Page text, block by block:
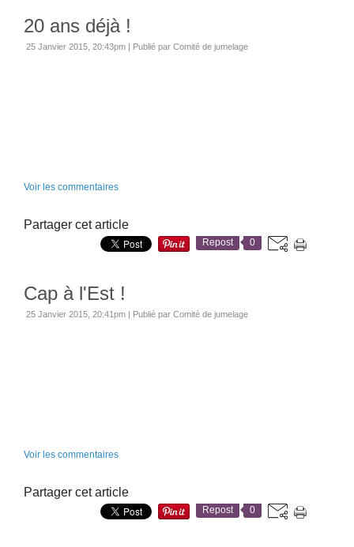
20 ans déjà !
25 Janvier 2015, 20:43pm | Publié par Comité de jumelage
Voir les commentaires
Partager cet article
Repost 0
Cap à l'Est !
25 Janvier 2015, 20:41pm | Publié par Comité de jumelage
Voir les commentaires
Partager cet article
Repost 0